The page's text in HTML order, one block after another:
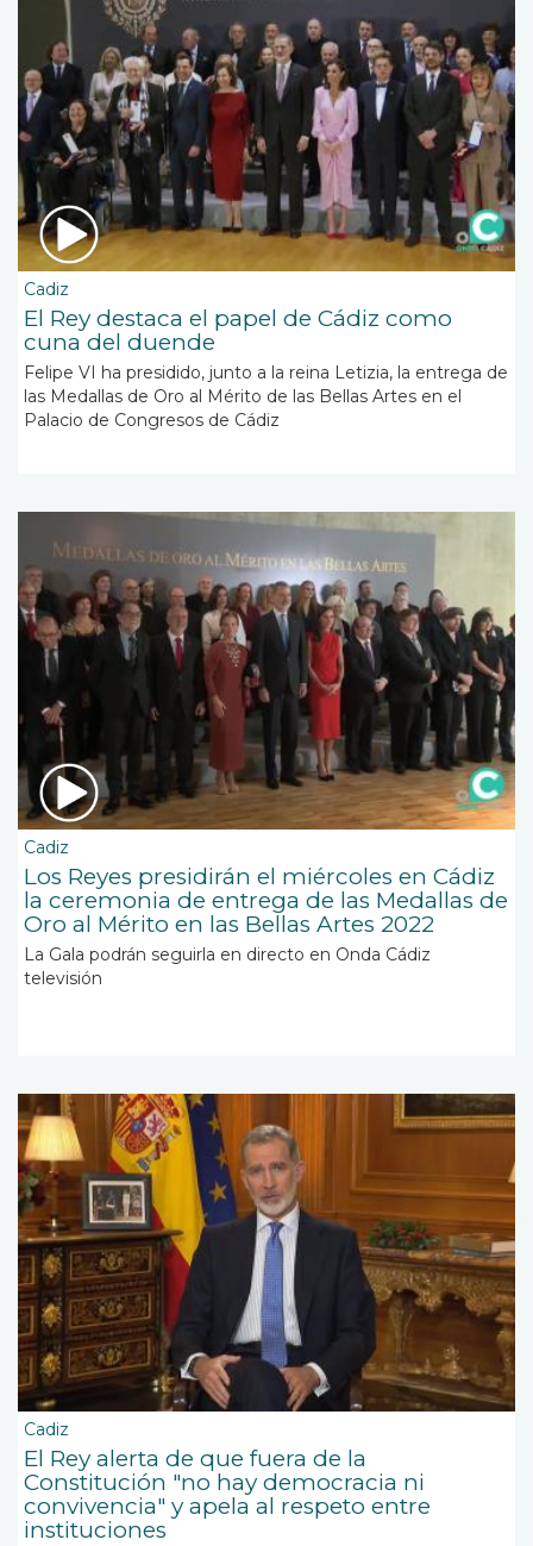
Cadiz
El Rey destaca el papel de Cádiz como
cuna del duende
Felipe VI ha presidido, junto a la reina Letizia, la entrega de
las Medallas de Oro al Mérito de las Bellas Artes en el
Palacio de Congresos de Cádiz
Cadiz
Los Reyes presidirán el miércoles en Cádiz
la ceremonia de entrega de las Medallas de
Oro al Mérito en las Bellas Artes 2022
La Gala podrán seguirla en directo en Onda Cádiz
televisión
Cadiz
El Rey alerta de que fuera de la
Constitución "no hay democracia ni
convivencia" y apela al respeto entre
instituciones